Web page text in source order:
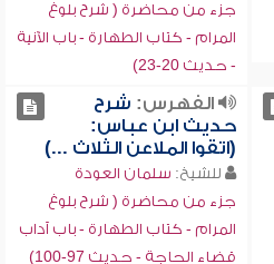
جزء من محاضرة ( شرح بلوغ
المرام - كتاب الطهارة - باب الآنية
- حديث 20-23)
الفهرس: شرح
حديث ابن عباس:
(اتقوا الملاعن الثلاث ...)
للشيخ: سلمان العودة
جزء من محاضرة ( شرح بلوغ
المرام - كتاب الطهارة - باب آداب
قضاء الحاجة - حديث 97-100)